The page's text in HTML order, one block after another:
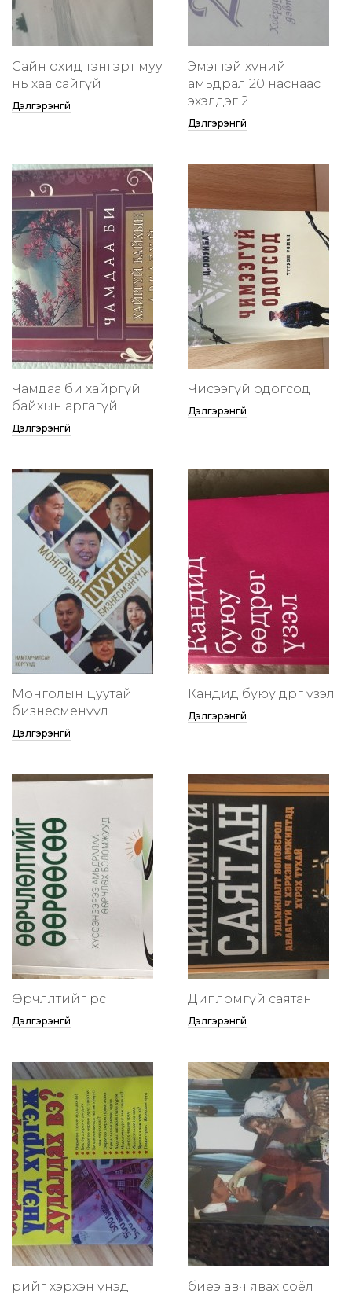
Сайн охид тэнгэрт муу
нь хаа сайгүй
Дэлгэрэнгүй
Эмэгтэй хүний
амьдрал 20 наснаас
эхэлдэг 2
Дэлгэрэнгүй
Чамдаа би хайргүй
байхын аргагүй
Дэлгэрэнгүй
Чисээгүй одогсод
Дэлгэрэнгүй
Монголын цуутай
бизнесменүүд
Дэлгэрэнгүй
Кандид буюу өөдрөг үзэл
Дэлгэрэнгүй
Өөрчлөлтийг өөрөөсөө
Дэлгэрэнгүй
Дипломгүй саятан
Дэлгэрэнгүй
өөрийгөө хэрхэн үнэд биеэ авч явах соёл